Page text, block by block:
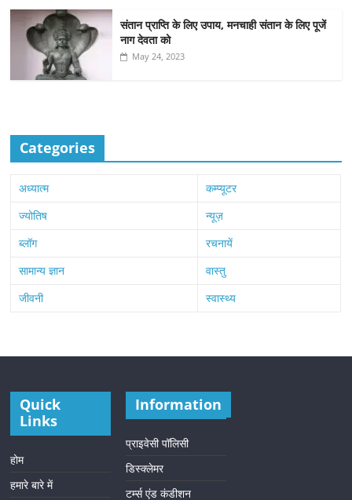
संतान प्राप्ति के लिए उपाय, मनचाही संतान के लिए पूजें
नाग देवता को
May 24, 2023
Categories
अध्यात्म
कम्प्यूटर
ज्योतिष
न्यूज़
ब्लॉग
रचनायें
सामान्य ज्ञान
वास्तु
जीवनी
स्वास्थ्य
Quick
Links
होम
हमारे बारे में
Information
प्राइवेसी पॉलिसी
डिस्क्लेमर
टर्म्स एंड कंडीशन